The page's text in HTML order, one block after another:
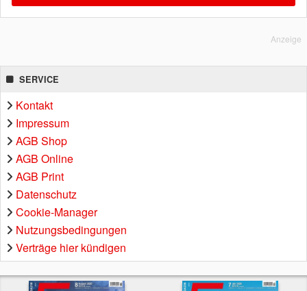
Anzeige
SERVICE
Kontakt
Impressum
AGB Shop
AGB Online
AGB Print
Datenschutz
Cookie-Manager
Nutzungsbedingungen
Verträge hier kündigen